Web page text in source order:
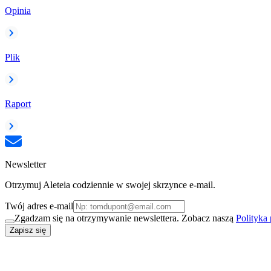
Opinia
Plik
Raport
Newsletter
Otrzymuj Aleteia codziennie w swojej skrzynce e-mail.
Twój adres e-mail
Zgadzam się na otrzymywanie newslettera. Zobacz naszą Polityka
Zapisz się